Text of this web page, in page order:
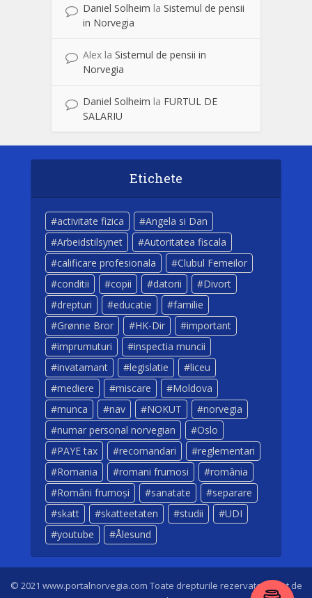
Daniel Solheim la Sistemul de pensii
in Norvegia
Alex la Sistemul de pensii in
Norvegia
Daniel Solheim la FURTUL DE
SALARIU
Etichete
activitate fizica
Angela si Dan
Arbeidstilsynet
Autoritatea fiscala
calificare profesionala
Clubul Femeilor
conditii
copii datorii
Divort
drepturi
educatie
familie
Grønne Bror
HK-Dir
important
imprumuturi
inspectia muncii
invatamant
legislatie
liceu
mediere
miscare
Moldova
munca
nav NOKUT
norvegia
numar personal norvegian
Oslo
PAYE tax
recomandari
reglementari
Romania
romani frumosi
românia
Români frumoși
sanatate
separare
skatt
skatteetaten studii
UDI
youtube
Ålesund
© 2021 www.portalnorvegia.com Toate drepturile rezervate. Creat de